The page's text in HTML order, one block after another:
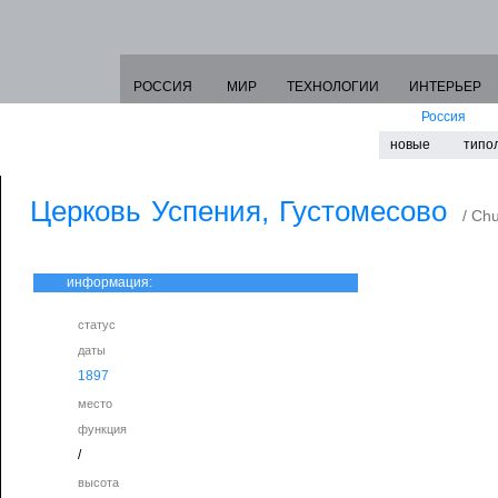
РОССИЯ МИР ТЕХНОЛОГИИ
ИНТЕРЬЕР
Россия
новые
Церковь Успения, Густомесово /
информация:
статус
даты
1897
место
функция
/
высота